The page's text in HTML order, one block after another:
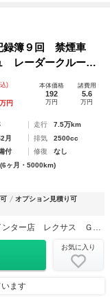
録簿９回 禁煙車
レーダークルー
トハイビーム ク
革 Ｂｌｕｅｔｏ
)
万円
本体価格
192
万円
諸費用
5.6
万円
走行
7.5万km
月 排気
2500cc
付 修復
なし
ヶ月・5000km)
オプション見積り可
ＣＳオートディーラー 千葉柏インター店 レクサス ＧＳ・ＧＳ－ＨＶ・ＩＳ・ＩＳ－ＨＶ 中古車専門店
お気に入り
ます